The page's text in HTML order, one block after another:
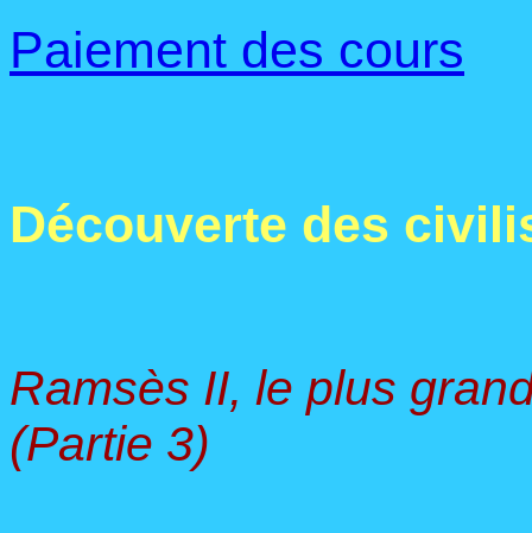
Paiement des cours
Découverte des
Ramsès II, le plus
(Partie 3)